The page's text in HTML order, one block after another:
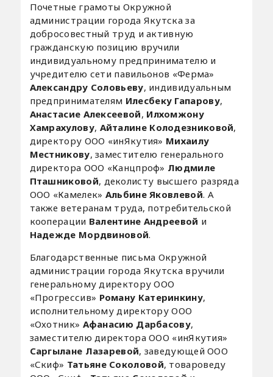
Почетные грамоты Окружной
администрации города Якутска за
добросовестный труд и активную
гражданскую позицию вручили
индивидуальному предпринимателю и
учредителю сети павильонов «Ферма»
Александру Соловьеву, индивидуальным
предпринимателям Илесбеку Гапарову,
Анастасие Алексеевой, Илхомжону
Хамрахулову, Айталине Колодезниковой,
директору ООО «инЯкутия» Михаилу
Местникову, заместителю генерального
директора ООО «Канцпроф» Людмиле
Пташниковой, деколисту высшего разряда
ООО «Камелек» Альбине Яковлевой. А
также ветеранам труда, потребительской
кооперации Валентине Андреевой и
Надежде Мордвиновой.
Благодарственные письма Окружной
администрации города Якутска вручили
генеральному директору ООО
«Прогрессив» Роману Катеринкину,
исполнительному директору ООО
«Охотник» Афанасию Дарбасову,
заместителю директора ООО «инЯкутия»
Саргылане Лазаревой, заведующей ООО
«Скиф» Татьяне Соколовой, товароведу